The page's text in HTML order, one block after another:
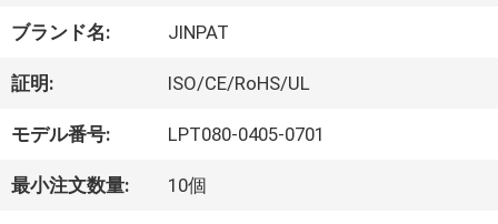
VR
シ
ョ
ー
ブランド名: JINPAT
証明: ISO/CE/RoHS/UL
モデル番号: LPT080-0405-0701
最小注文数量: 10個